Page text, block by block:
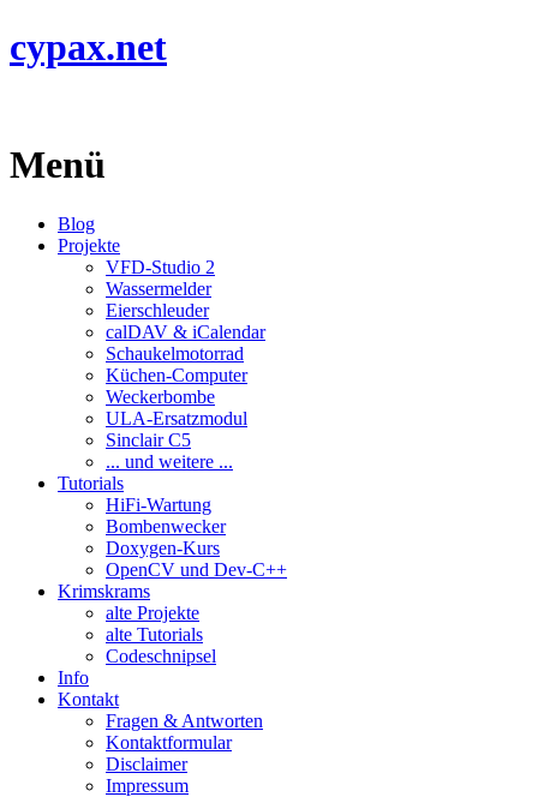
cypax.net
Menü
Blog
Projekte
VFD-Studio 2
Wassermelder
Eierschleuder
calDAV & iCalendar
Schaukelmotorrad
Küchen-Computer
Weckerbombe
ULA-Ersatzmodul
Sinclair C5
... und weitere ...
Tutorials
HiFi-Wartung
Bombenwecker
Doxygen-Kurs
OpenCV und Dev-C++
Krimskrams
alte Projekte
alte Tutorials
Codeschnipsel
Info
Kontakt
Fragen & Antworten
Kontaktformular
Disclaimer
Impressum